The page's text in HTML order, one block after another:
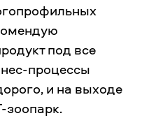
под все
процессы
и на выходе
зоопарк.